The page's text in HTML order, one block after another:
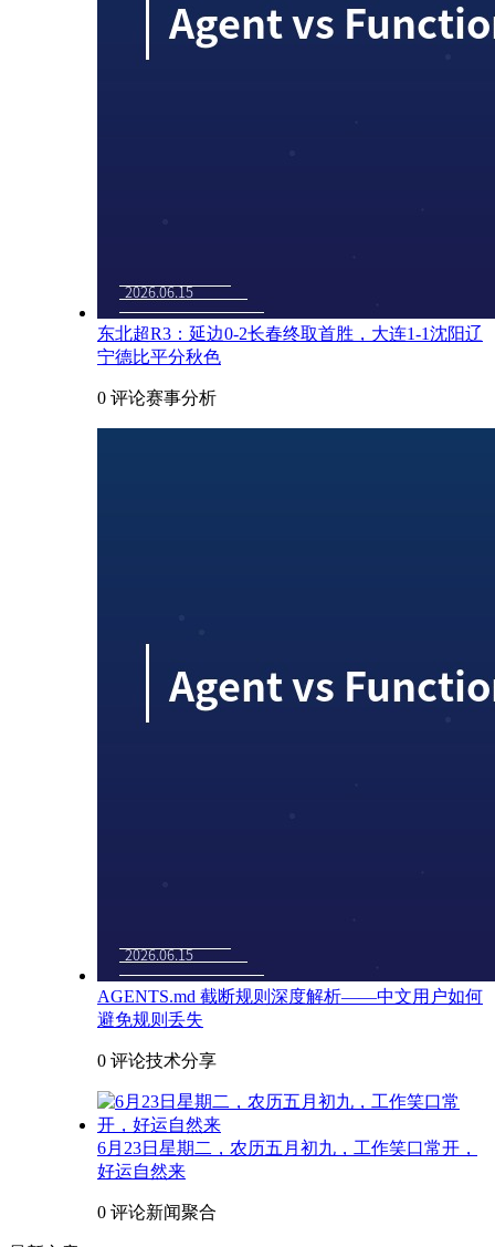
东北超R3：延边0-2长春终取首胜，大连1-1沈阳辽
宁德比平分秋色
0 评论赛事分析
AGENTS.md 截断规则深度解析——中文用户如何
避免规则丢失
0 评论技术分享
6月23日星期二，农历五月初九，工作笑口常开，
好运自然来
0 评论新闻聚合